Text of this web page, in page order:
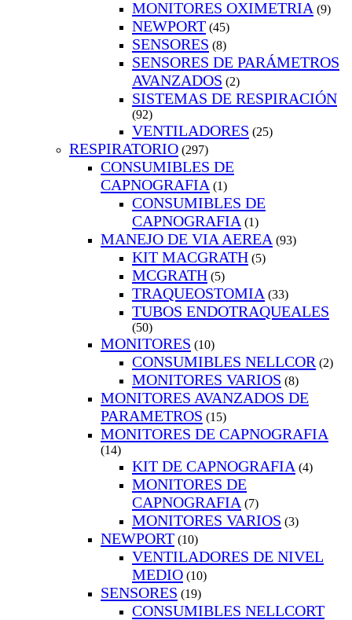
MONITORES OXIMETRIA (9)
NEWPORT (45)
SENSORES (8)
SENSORES DE PARÁMETROS
AVANZADOS (2)
SISTEMAS DE RESPIRACIÓN
(92)
VENTILADORES (25)
RESPIRATORIO (297)
CONSUMIBLES DE
CAPNOGRAFIA (1)
CONSUMIBLES DE
CAPNOGRAFIA (1)
MANEJO DE VIA AEREA (93)
KIT MACGRATH (5)
MCGRATH (5)
TRAQUEOSTOMIA (33)
TUBOS ENDOTRAQUEALES
(50)
MONITORES (10)
CONSUMIBLES NELLCOR (2)
MONITORES VARIOS (8)
MONITORES AVANZADOS DE
PARAMETROS (15)
MONITORES DE CAPNOGRAFIA
(14)
KIT DE CAPNOGRAFIA (4)
MONITORES DE
CAPNOGRAFIA (7)
MONITORES VARIOS (3)
NEWPORT (10)
VENTILADORES DE NIVEL
MEDIO (10)
SENSORES (19)
CONSUMIBLES NELLCORT